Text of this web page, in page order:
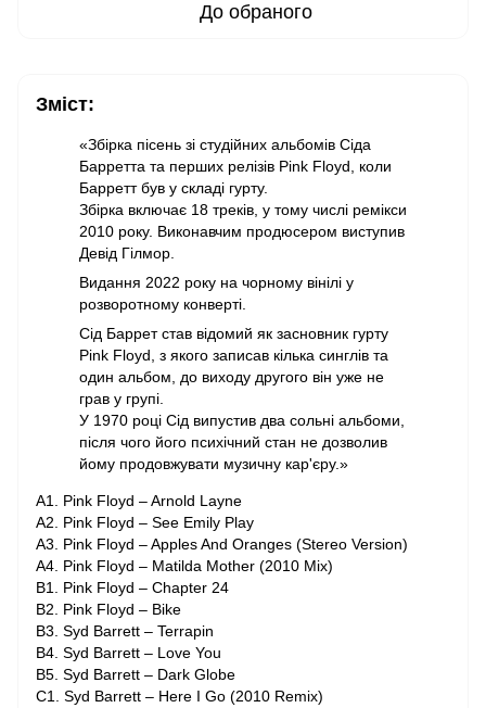
До обраного
Зміст:
«Збірка пісень зі студійних альбомів Сіда
Барретта та перших релізів Pink Floyd, коли
Барретт був у складі гурту.
Збірка включає 18 треків, у тому числі ремікси
2010 року. Виконавчим продюсером виступив
Девід Гілмор.
Видання 2022 року на чорному вінілі у
розворотному конверті.
Сід Баррет став відомий як засновник гурту
Pink Floyd, з якого записав кілька синглів та
один альбом, до виходу другого він уже не
грав у групі.
У 1970 році Сід випустив два сольні альбоми,
після чого його психічний стан не дозволив
йому продовжувати музичну кар'єру.»
A1. Pink Floyd – Arnold Layne
A2. Pink Floyd – See Emily Play
A3. Pink Floyd – Apples And Oranges (Stereo Version)
A4. Pink Floyd – Matilda Mother (2010 Mix)
B1. Pink Floyd – Chapter 24
B2. Pink Floyd – Bike
B3. Syd Barrett – Terrapin
B4. Syd Barrett – Love You
B5. Syd Barrett – Dark Globe
C1. Syd Barrett – Here I Go (2010 Remix)